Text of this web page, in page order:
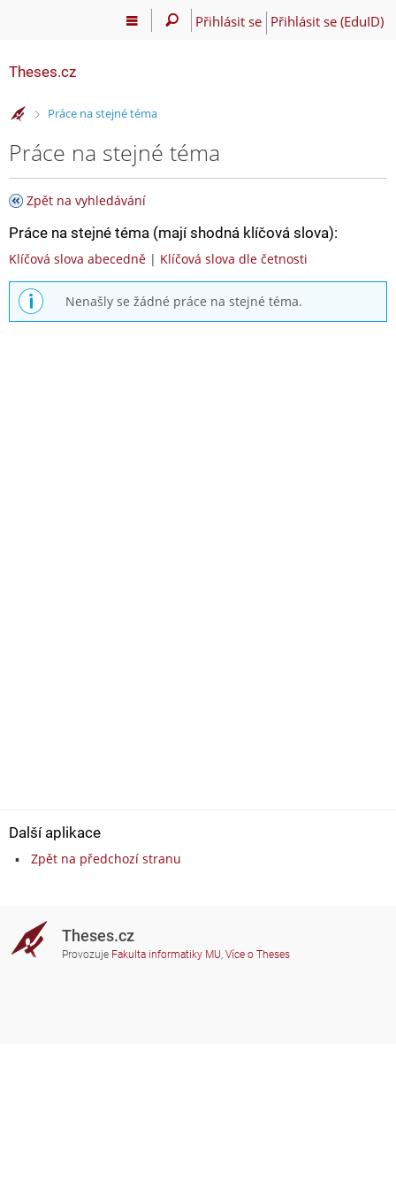
Přihlásit se Přihlásit se (EduID)
Theses.cz
>Práce na stejné téma
Práce na stejné téma
Zpět na vyhledávání
Práce na stejné téma (mají shodná klíčová slova):
Klíčová slova abecedně | Klíčová slova dle četnosti
Nenašly se žádné práce na stejné téma.
Další aplikace
Zpět na předchozí stranu
Theses.cz
Provozuje Fakulta informatiky MU, Více o Theses